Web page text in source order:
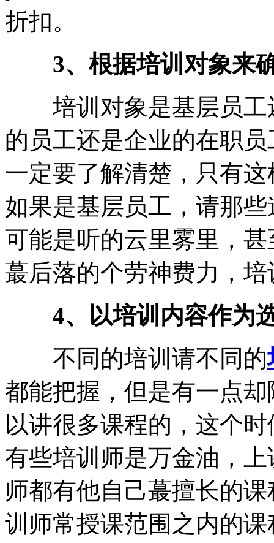
折扣。
3、根据培训对象来
培训对象是基层员工
的员工还是企业的在职
一定要了解清楚，只有
如果是基层员工，请那
可能是听的云里雾里，
蕞后落的个劳神费力，
4、以培训内容作为
不同的培训请不同的
都能把握，但是有一点
以讲很多课程的，这个
有些培训师是万金油，
师都有他自己蕞擅长的
训师常授课范围之内的